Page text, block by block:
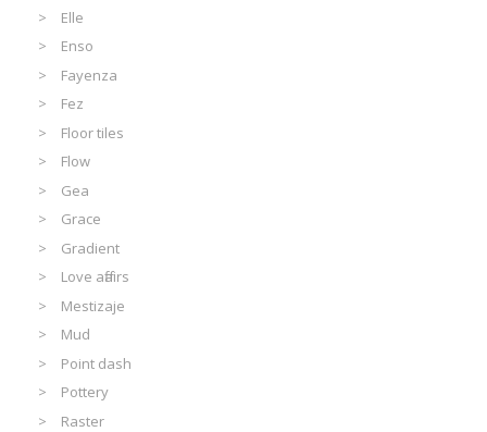
Elle
Enso
Fayenza
Fez
Floor tiles
Flow
Gea
Grace
Gradient
Love affairs
Mestizaje
Mud
Point dash
Pottery
Raster